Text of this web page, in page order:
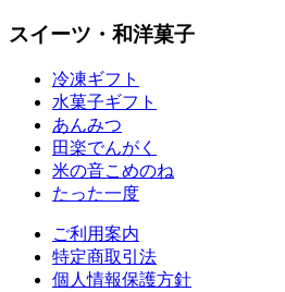
スイーツ・和洋菓子
冷凍ギフト
水菓子ギフト
あんみつ
田楽でんがく
米の音こめのね
たった一度
ご利用案内
特定商取引法
個人情報保護方針